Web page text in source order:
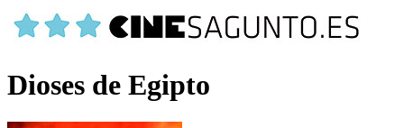
Dioses de Egipto